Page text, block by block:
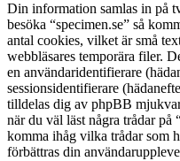
Din information samlas in på
besöka “specimen.se” så
antal cookies, vilket är små
webbläsares temporära filer.
en användaridentifierare
sessionsidentifierare
tilldelas dig av phpBB
när du väl läst några trådar på
komma ihåg vilka trådar som
förbättras din